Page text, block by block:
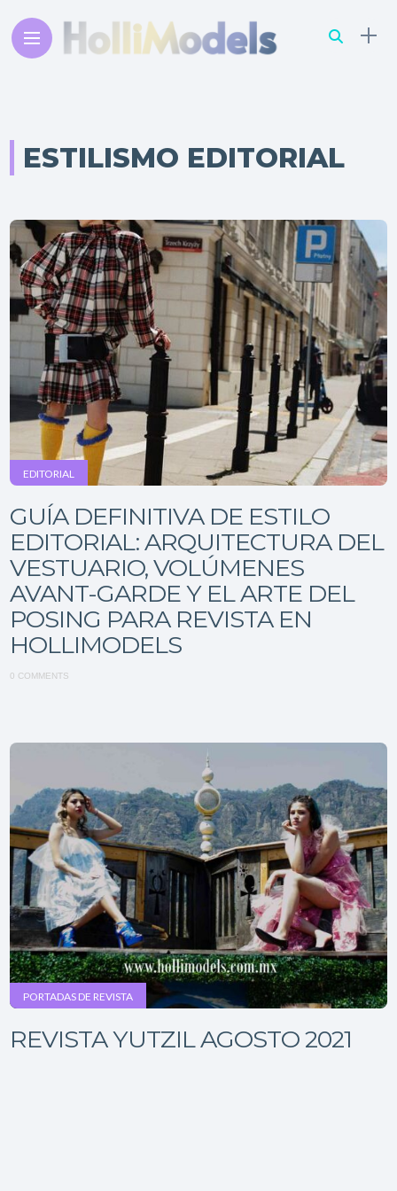
ESTILISMO EDITORIAL
EDITORIAL
GUÍA DEFINITIVA DE ESTILO
EDITORIAL: ARQUITECTURA DEL
VESTUARIO, VOLÚMENES
AVANT-GARDE Y EL ARTE DEL
POSING PARA REVISTA EN
HOLLIMODELS
0 COMMENTS
PORTADAS DE REVISTA
REVISTA YUTZIL AGOSTO 2021